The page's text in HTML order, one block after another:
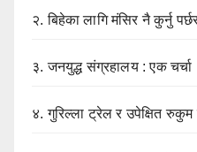
२.बिहेका लागि मंसिर नै कुर्नु
३.जनयुद्ध संग्रहालय : एक चर्चा
४.गुरिल्ला ट्रेल र उपेक्षित रुकुम